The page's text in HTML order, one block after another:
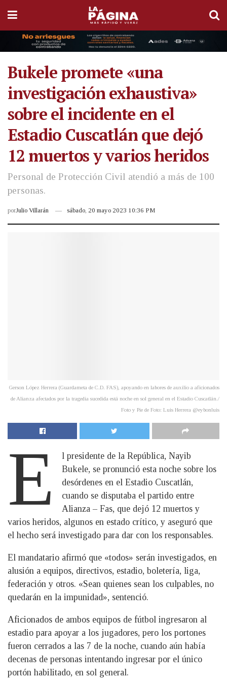
Bukele promete «una
investigación exhaustiva»
sobre el incidente en el
Estadio Cuscatlán que dejó
12 muertos y varios heridos
Personal de Protección Civil atendió a más de 100
personas.
porJulio Villarán sábado, 20 mayo 2023 10:36 PM
Gerson López Herrera (Guardameta de C.D. FAS), apoyando en labores de auxilio a aficionados
de Alianza afectados por la tragedia sucedida está noche en sol general en el Estadio Cuscatlán./
Foto y Pie de Foto: Luis Herrera @eybonluis
E
l presidente de la República, Nayib
Bukele, se pronunció esta noche sobre los
desórdenes en el Estadio Cuscatlán,
cuando se disputaba el partido entre
Alianza – Fas, que dejó 12 muertos y
varios heridos, algunos en estado crítico, y aseguró que
el hecho será investigado para dar con los responsables.
El mandatario afirmó que «todos» serán investigados, en
alusión a equipos, directivos, estadio, boletería, liga,
federación y otros. «Sean quienes sean los culpables, no
quedarán en la impunidad», sentenció.
Aficionados de ambos equipos de fútbol ingresaron al
estadio para apoyar a los jugadores, pero los portones
fueron cerrados a las 7 de la noche, cuando aún había
decenas de personas intentando ingresar por el único
portón habilitado, en sol general.